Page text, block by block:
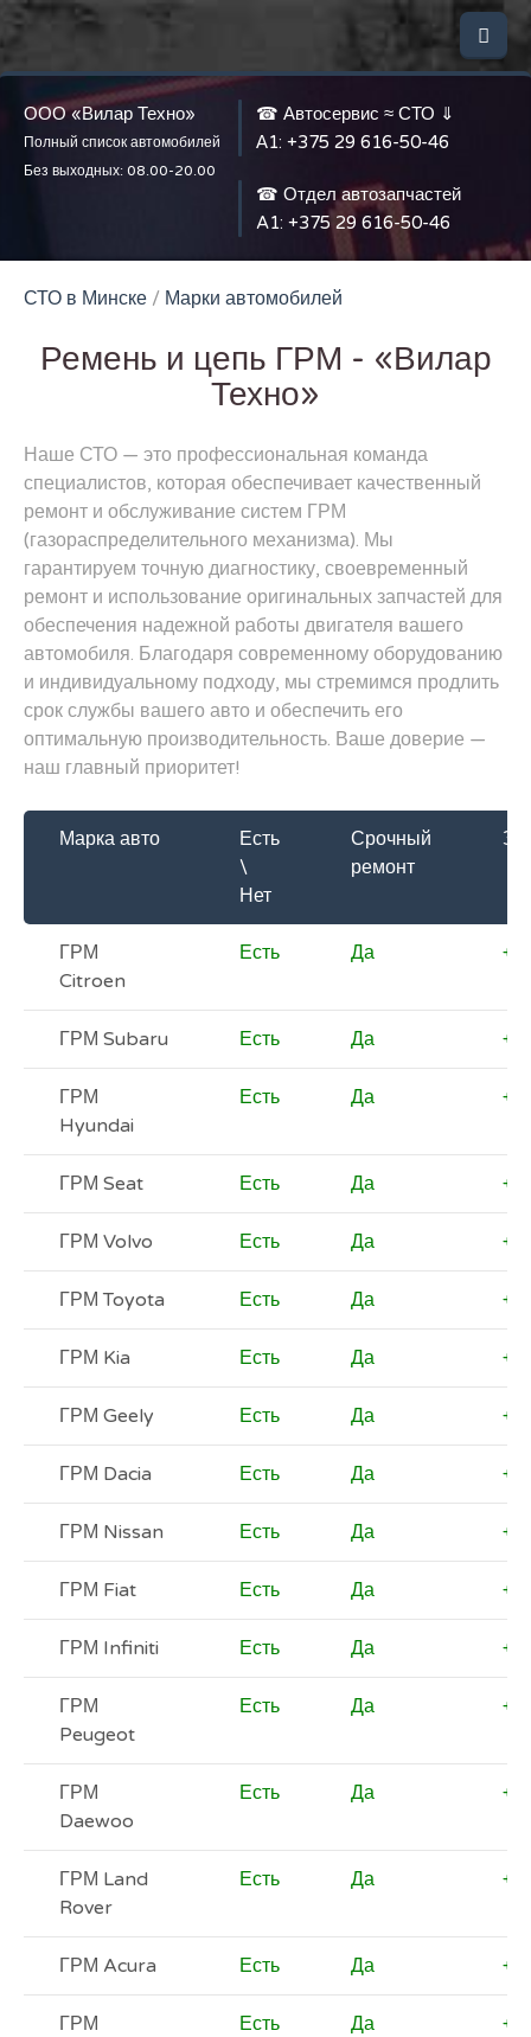
ООО «Вилар Техно»
Полный список автомобилей
Без выходных: 08.00-20.00
☎ Автосервис ≈ СТО ⇓
А1: +375 29 616-50-46
☎ Отдел автозапчастей
A1: +375 29 616-50-46
СТО в Минске / Марки автомобилей
Ремень и цепь ГРМ - «Вилар
Техно»
Наше СТО — это профессиональная команда
специалистов, которая обеспечивает качественный
ремонт и обслуживание систем ГРМ
(газораспределительного механизма). Мы
гарантируем точную диагностику, своевременный
ремонт и использование оригинальных запчастей для
обеспечения надежной работы двигателя вашего
автомобиля. Благодаря современному оборудованию
и индивидуальному подходу, мы стремимся продлить
срок службы вашего авто и обеспечить его
оптимальную производительность. Ваше доверие —
наш главный приоритет!
Марка авто
Есть
\
Нет
Срочный
ремонт
ГРМ
Citroen
Есть Да +
ГРМ Subaru Есть Да +
ГРМ
Hyundai
Есть Да +
ГРМ Seat Есть Да +
ГРМ Volvo Есть Да +
ГРМ Toyota Есть Да +
ГРМ Kia Есть Да +
ГРМ Geely Есть Да +
ГРМ Dacia Есть Да +
ГРМ Nissan Есть Да +
ГРМ Fiat Есть Да +
ГРМ Infiniti Есть Да +
ГРМ
Peugeot
Есть Да +
ГРМ
Daewoo
Есть Да +
ГРМ Land
Rover
Есть Да +
ГРМ Acura Есть Да +
ГРМ
Есть Да +